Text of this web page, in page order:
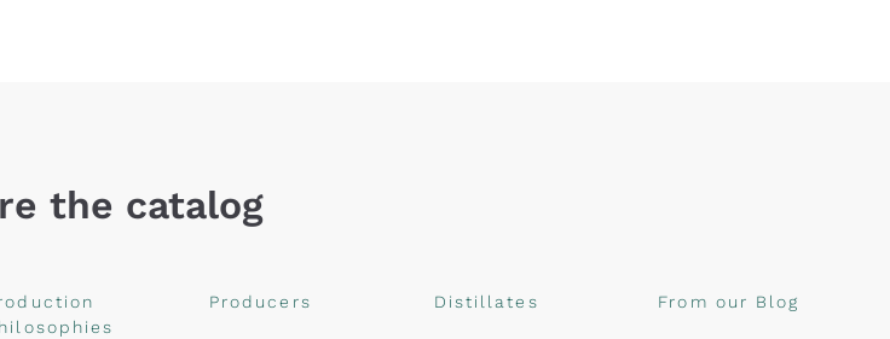
the catalog
Producers Distillates From our Blog